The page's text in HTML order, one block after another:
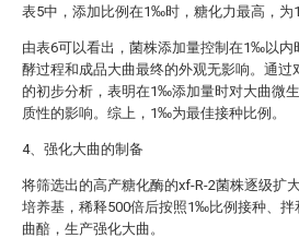
表5中，添加比例在1‰时，糖化力最高，为
由表6可以看出，菌株添加量控制在1‰以内
酵过程和成品大曲最终的外观无影响。通过
的初步分析，表明在1‰添加量时对大曲微
质性的影响。综上，1‰为最佳接种比例。
4、强化大曲的制备
将筛选出的高产糖化酶的xf-R-2菌株逐级扩
培养基，稀释500倍后按照1‰比例接种、拌
曲醅，生产强化大曲。